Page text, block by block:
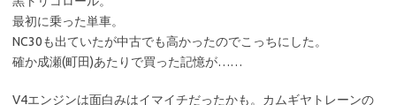
最初に乗った単車。
NC30も出ていたが中古でも高かったのでこっちにした。
確か成瀬(町田)あたりで買った記憶が……
V4エンジンは面白みはイマイチだったかも。カムギヤトレーンの